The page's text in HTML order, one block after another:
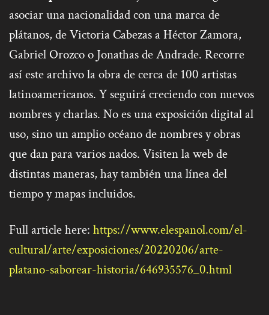
asociar una nacionalidad con una marca de
plátanos, de Victoria Cabezas a Héctor Zamora,
Gabriel Orozco o Jonathas de Andrade. Recorre
así este archivo la obra de cerca de 100 artistas
latinoamericanos. Y seguirá creciendo con nuevos
nombres y charlas. No es una exposición digital al
uso, sino un amplio océano de nombres y obras
que dan para varios nados. Visiten la web de
distintas maneras, hay también una línea del
tiempo y mapas incluidos.
Full article here: https://www.elespanol.com/el-
cultural/arte/exposiciones/20220206/arte-
platano-saborear-historia/646935576_0.html